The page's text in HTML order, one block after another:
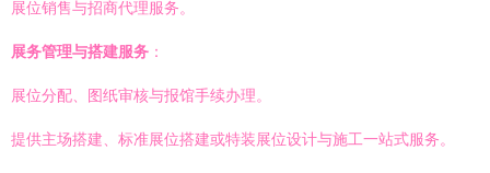
展位销售与招商代理服务。
展务管理与搭建服务 ：
展位分配、图纸审核与报馆手续办理。
提供主场搭建、标准展位搭建或特装展位设计与施工一站式服务。